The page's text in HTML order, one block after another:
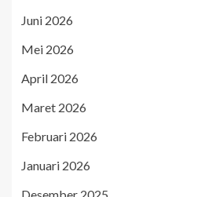
Juni 2026
Mei 2026
April 2026
Maret 2026
Februari 2026
Januari 2026